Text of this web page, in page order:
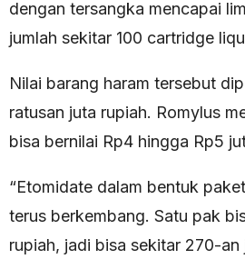
dengan tersangka mencapai
jumlah sekitar 100 cartridge
Nilai barang haram tersebut
ratusan juta rupiah. Romylus
bisa bernilai Rp4 hingga Rp5
“Etomidate dalam bentuk
terus berkembang. Satu pak
rupiah, jadi bisa sekitar 270-an